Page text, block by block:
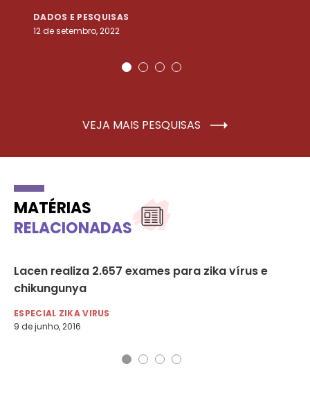
DADOS E PESQUISAS
12 de setembro, 2022
VEJA MAIS PESQUISAS
MATÉRIAS
RELACIONADAS
Lacen realiza 2.657 exames para zika vírus e
chikungunya
ESPECIAL ZIKA VIRUS
9 de junho, 2016